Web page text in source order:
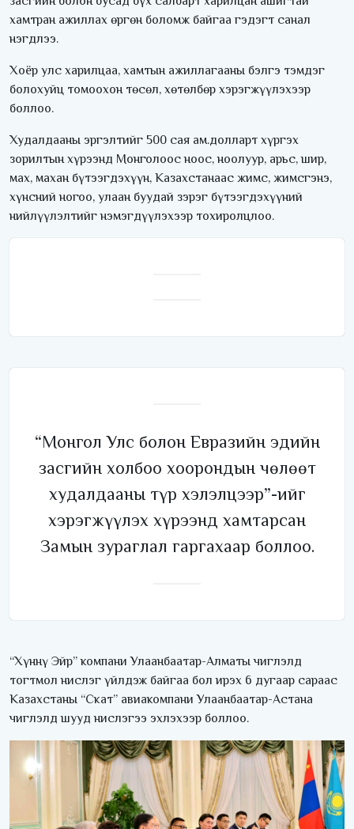
хамтран ажиллах өргөн боломж байгаа гэдэгт санал
нэгдлээ.
Хоёр улс харилцаа, хамтын ажиллагааны бэлгэ тэмдэг
болохуйц томоохон төсөл, хөтөлбөр хэрэгжүүлэхээр
боллоо.
Худалдааны эргэлтийг 500 сая ам.долларт хүргэх
зорилтын хүрээнд Монголоос ноос, ноолуур, арьс, шир,
мах, махан бүтээгдэхүүн, Казахстанаас жимс, жимсгэнэ,
хүнсний ногоо, улаан буудай зэрэг бүтээгдэхүүний
нийлүүлэлтийг нэмэгдүүлэхээр тохиролцлоо.
“Монгол Улс болон Евразийн эдийн
засгийн холбоо хоорондын чөлөөт
худалдааны түр хэлэлцээр”-ийг
хэрэгжүүлэх хүрээнд хамтарсан
Замын зураглал гаргахаар боллоо.
“Хүннү Эйр” компани Улаанбаатар-Алматы чиглэлд
тогтмол нислэг үйлдэж байгаа бол ирэх 6 дугаар сараас
Казахстаны “Скат” авиакомпани Улаанбаатар-Астана
чиглэлд шууд нислэгээ эхлэхээр боллоо.